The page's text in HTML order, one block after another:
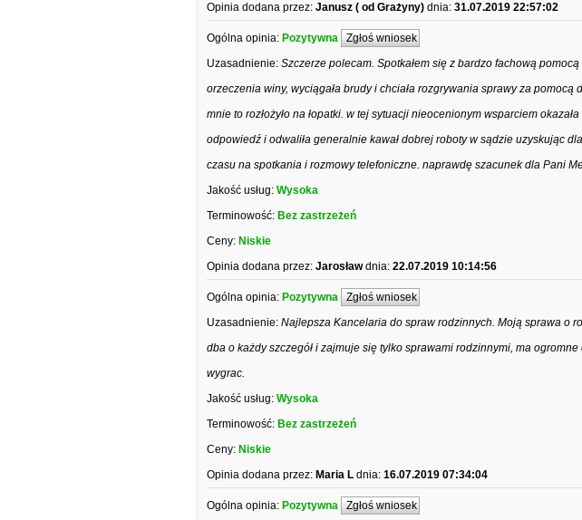
Opinia dodana przez: Janusz ( od Grażyny) dnia: 31.07.2019 22:57:02
Ogólna opinia: Pozytywna Zgłoś wniosek
Uzasadnienie: Szczerze polecam. Spotkałem się z bardzo fachową
orzeczenia winy, wyciągała brudy i chciała rozgrywania sprawy za
mnie to rozłożyło na łopatki. w tej sytuacji nieocenionym wsparciem
odpowiedź i odwaliła generalnie kawał dobrej roboty w sądzie uzyskując
czasu na spotkania i rozmowy telefoniczne. naprawdę szacunek dla Pani
Jakość usług: Wysoka
Terminowość: Bez zastrzeżeń
Ceny: Niskie
Opinia dodana przez: Jarosław dnia: 22.07.2019 10:14:56
Ogólna opinia: Pozytywna Zgłoś wniosek
Uzasadnienie: Najlepsza Kancelaria do spraw rodzinnych. Moją sprawa o
dba o każdy szczegół i zajmuje się tylko sprawami rodzinnymi, ma
wygrac.
Jakość usług: Wysoka
Terminowość: Bez zastrzeżeń
Ceny: Niskie
Opinia dodana przez: Maria L dnia: 16.07.2019 07:34:04
Ogólna opinia: Pozytywna Zgłoś wniosek